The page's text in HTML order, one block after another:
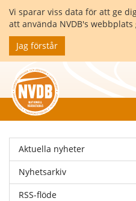
Vi sparar viss data för att ge
att använda NVDB's
Jag förstår
Aktuella nyheter
Nyhetsarkiv
RSS-flöde